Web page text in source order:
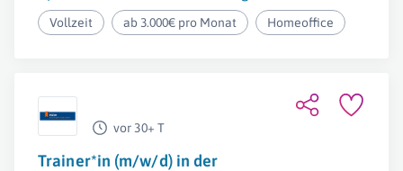
Vollzeit ab 3.000€ pro Monat Homeoffice
vor 30+ T
Trainer*in (m/w/d) in der